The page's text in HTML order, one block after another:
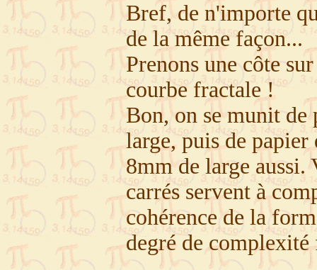
Bref, de n'importe
de la même façon...
Prenons une côte
courbe fractale !
Bon, on se munit
large, puis de papier
8mm de large
carrés servent à
cohérence de la
degré de